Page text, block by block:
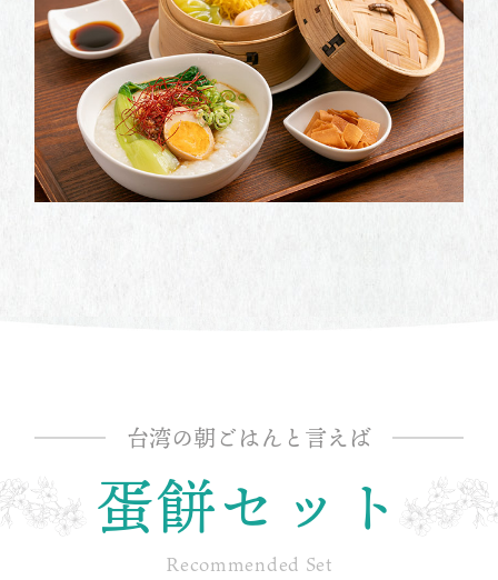
台湾の朝ごはんと言えば
蛋餅セット
Recommended Set